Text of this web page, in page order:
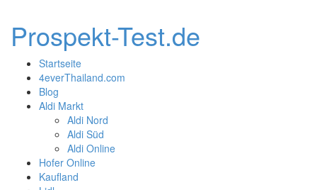
Prospekt-Test.de
Startseite
4everThailand.com
Blog
Aldi Markt
Aldi Nord
Aldi Süd
Aldi Online
Hofer Online
Kaufland